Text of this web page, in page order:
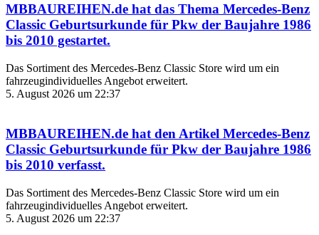
MBBAUREIHEN.de hat das Thema Mercedes-Benz
Classic Geburtsurkunde für Pkw der Baujahre 1986
bis 2010 gestartet.
Das Sortiment des Mercedes‑Benz Classic Store wird um ein
fahrzeugindividuelles Angebot erweitert.
5. August 2026 um 22:37
MBBAUREIHEN.de hat den Artikel Mercedes-Benz
Classic Geburtsurkunde für Pkw der Baujahre 1986
bis 2010 verfasst.
Das Sortiment des Mercedes‑Benz Classic Store wird um ein
fahrzeugindividuelles Angebot erweitert.
5. August 2026 um 22:37